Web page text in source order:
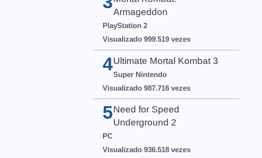
Armageddon
PlayStation 2
Visualizado 999.519 vezes
4 Ultimate Mortal Kombat 3
Super Nintendo
Visualizado 987.716 vezes
5 Need for Speed
Underground 2
PC
Visualizado 936.518 vezes